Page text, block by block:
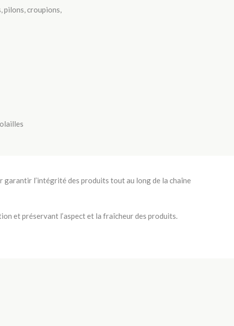
pilons, croupions,
l’intégrité des produits tout au long de la chaîne
et préservant l’aspect et la fraîcheur des produits.